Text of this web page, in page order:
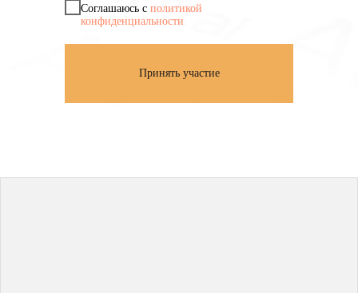
Соглашаюсь с политикой
конфиденциальности
Принять участие